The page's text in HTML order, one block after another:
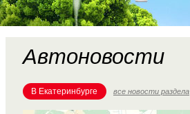
Автоновости
В Екатеринбурге все новости раздела